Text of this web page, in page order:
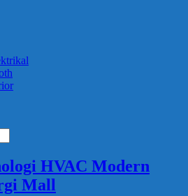
HVAC Modern
Mall